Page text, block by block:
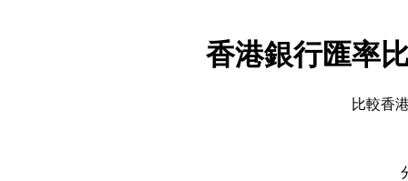
香港銀行匯率
比較香